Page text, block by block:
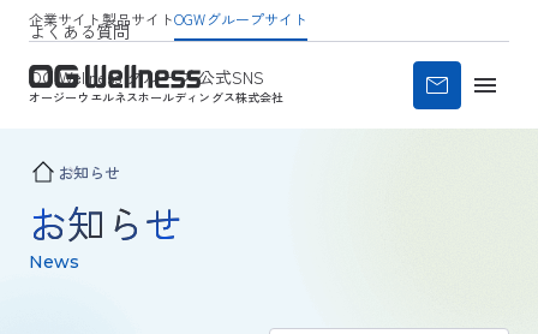
企業サイト製品サイトOGWグループサイト
オージーウエルネスホールディングス株式会社
よくある質問
OG Wellness グループ 公式SNS
お知らせ
お知らせ
News